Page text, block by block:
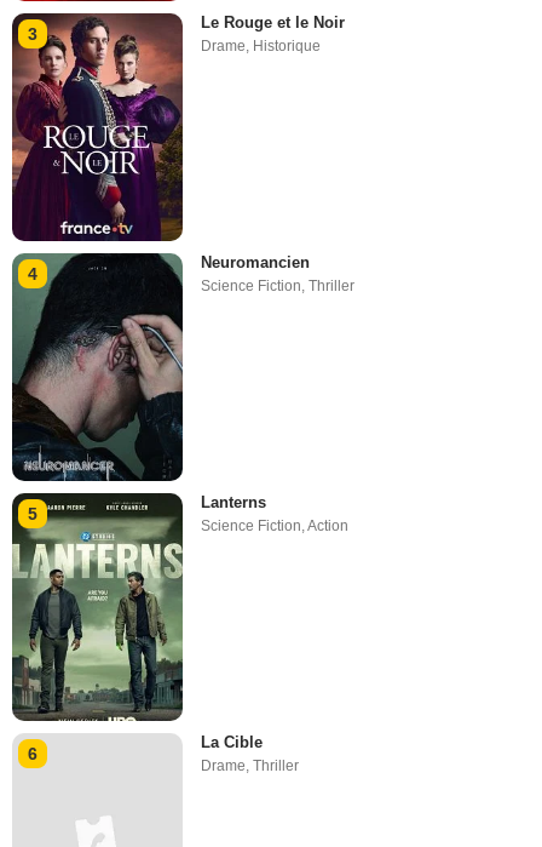
3
Le Rouge et le Noir
Drame Historique
4
Neuromancien
Science Fiction,Thriller
5
Lanterns
Science Fiction,Action
6
La Cible
Drame,Thriller